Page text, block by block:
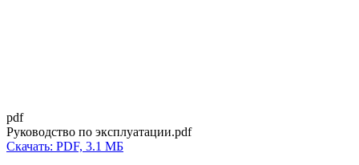
pdf
Руководство по эксплуатации.pdf
Скачать: PDF, 3.1 МБ